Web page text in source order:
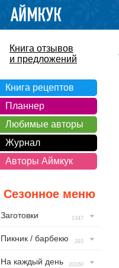
Книга отзывов
и предложений
Книга рецептов
Планнер
Любимые авторы
Журнал
Авторы Аймкук
Сезонное меню
Заготовки 1347
Пикник / барбекю 293
На каждый день 20160